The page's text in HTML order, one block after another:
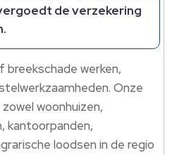
de verzekering
breekschade werken,
Onze
woonhuizen,
kantoorpanden,
loodsen in de regio